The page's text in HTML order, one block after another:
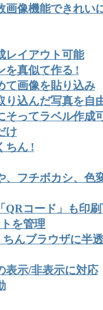
画像機能できれい
レイアウト可能
を真似て作る !
て画像を貼り込み
り込んだ写真を自
そってラベル作成
け
ちん !
、フチボカシ、色
QRコード」も印
を管理
んブラウザに半
表示/非表示に対応